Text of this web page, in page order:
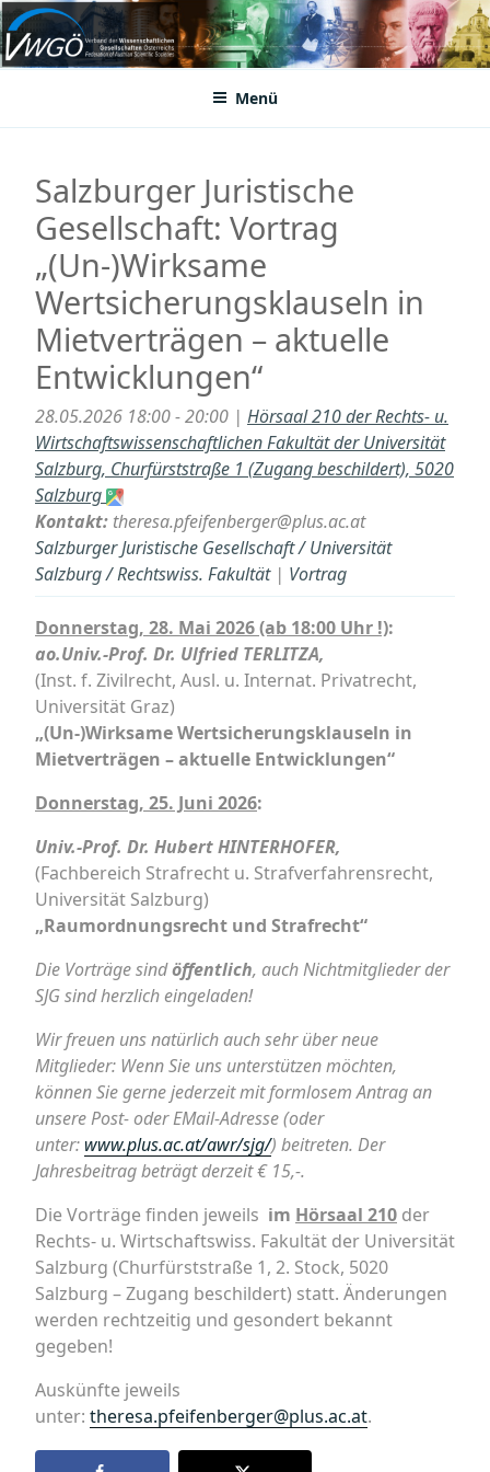
Zum
Inhalt
springenVWGÖ
Federation of Austrian Scientific Societies
Menü
Salzburger Juristische
Gesellschaft: Vortrag
„(Un-)Wirksame
Wertsicherungsklauseln in
Mietverträgen – aktuelle
Entwicklungen“
28.05.2026 18:00 - 20:00 | Hörsaal 210 der Rechts- u.
Wirtschaftswissenschaftlichen Fakultät der Universität
Salzburg, Churfürststraße 1 (Zugang beschildert), 5020
Salzburg
Kontakt: theresa.pfeifenberger@plus.ac.at
Salzburger Juristische Gesellschaft / Universität
Salzburg / Rechtswiss. Fakultät| Vortrag
Donnerstag, 28. Mai 2026(ab 18:00 Uhr !):
ao.Univ.-Prof. Dr. Ulfried TERLITZA,
(Inst. f. Zivilrecht, Ausl. u. Internat. Privatrecht,
Universität Graz)
„(Un-)Wirksame Wertsicherungsklauseln in
Mietverträgen – aktuelle Entwicklungen“
Donnerstag, 25. Juni 2026:
Univ.-Prof. Dr. Hubert HINTERHOFER,
(Fachbereich Strafrecht u. Strafverfahrensrecht,
Universität Salzburg)
„Raumordnungsrecht und Strafrecht“
Die Vorträge sindöffentlich, auch Nichtmitglieder der
SJG sind herzlich eingeladen!
Wir freuen uns natürlich auch sehr über neue
Mitglieder: Wenn Sie uns unterstützen möchten,
können Sie gerne jederzeit mit formlosem Antrag an
unsere Post- oder EMail-Adresse (oder
unter: www.plus.ac.at/awr/sjg/) beitreten. Der
Jahresbeitrag beträgt derzeit € 15,-.
Die Vorträge finden jeweils im Hörsaal 210 der
Rechts- u. Wirtschaftswiss. Fakultät der Universität
Salzburg (Churfürststraße 1, 2. Stock, 5020
Salzburg – Zugang beschildert) statt. Änderungen
werden rechtzeitig und gesondert bekannt
gegeben!
Auskünfte jeweils
unter: theresa.pfeifenberger@plus.ac.at.